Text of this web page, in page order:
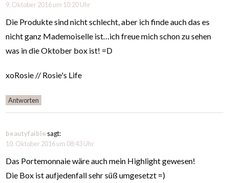
9. Oktober 2016 um 10:20 Uhr
Die Produkte sind nicht schlecht, aber ich finde auch das es
nicht ganz Mademoiselle ist…ich freue mich schon zu sehen
was in die Oktober box ist! =D
xoRosie // Rosie's Life
Antworten
beautyfaible sagt:
10. Oktober 2016 um 08:43 Uhr
Das Portemonnaie wäre auch mein Highlight gewesen!
Die Box ist aufjedenfall sehr süß umgesetzt =)